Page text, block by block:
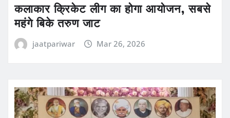
कलाकार क्रिकेट लीग का होगा आयोजन, सबसे
महंगे बिके तरुण जाट
jaatpariwar Mar 26, 2026